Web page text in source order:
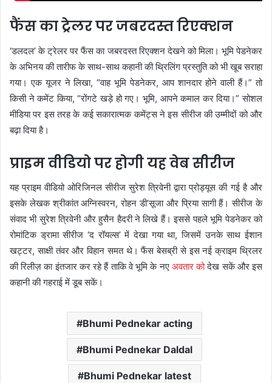
फैंस का ट्रेलर पर जबरदस्त रिएक्शन
‘डलदल’ के ट्रेलर पर फैंस का जबरदस्त रिएक्शन देखने को मिला। भूमि पेडनेकर
के अभिनय की तारीफ के साथ-साथ कहानी की थ्रिलिंग प्रस्तुति को भी खूब सराहा
गया। एक यूजर ने लिखा, “वाह भूमि पेडनेकर, आप शानदार होने वाली हैं।” तो
किसी ने कमेंट किया, “रोंगटे खड़े हो गए। भूमि, आपने कमाल कर दिया।” सोशल
मीडिया पर इस तरह के कई सकारात्मक कमेंट्स ने इस सीरीज की उम्मीदों को और
बढ़ा दिया है।
प्राइम वीडियो पर होगी यह वेब सीरीज
यह प्राइम वीडियो ओरिजिनल सीरीज सुरेश त्रिवेनी द्वारा प्रोड्यूस की गई है और
इसके लेखक श्रीकांत अग्निस्वरन, रोहन डी’सूजा और प्रिया सागी हैं। सीरीज के
संवाद भी सुरेश त्रिवेनी और हुसैन हैदरी ने लिखे हैं। इससे पहले भूमि पेडनेकर को
रोमांटिक ड्रामा सीरीज ‘द रॉयल्स’ में देखा गया था, जिसमें उनके साथ ईशान
खट्टर, साक्षी तंवर और विहान समत थे। फैंस बेसब्री से इस नई क्राइम थ्रिलर
की रिलीज़ का इंतजार कर रहे हैं ताकि वे भूमि के नए अवतार कोदेख सकें और इस
कहानी की गहराई में डूब सकें।
Bhumi Pednekar acting
Bhumi Pednekar Daldal
Bhumi Pednekar latest